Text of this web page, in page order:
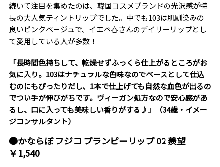
続いて注目を集めたのは、韓国コスメブランドの光沢感が特
長の大人気ティントリップでした。中でも103は肌馴染みの
良いピンクベージュで、イエベ春さんのデイリーリップとし
て愛用している人が多数！
「長時間色持ちして、乾燥せずふっくら仕上がるところがお
気に入り。103はナチュラルな色味なのでベースとして仕込
むのにもぴったりだし、1本で仕上げても自然な血色が出るの
でつい手が伸びがちです。ヴィーガン処方なので安心感があ
るし、口に入っても美味しい香りがする♪」（34歳・イメー
ジコンサルタント）
●かならぼ フジコ プランピーリップ 02 羨望
￥1,540